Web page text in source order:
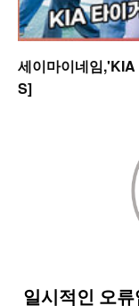
세이마이네임
S]